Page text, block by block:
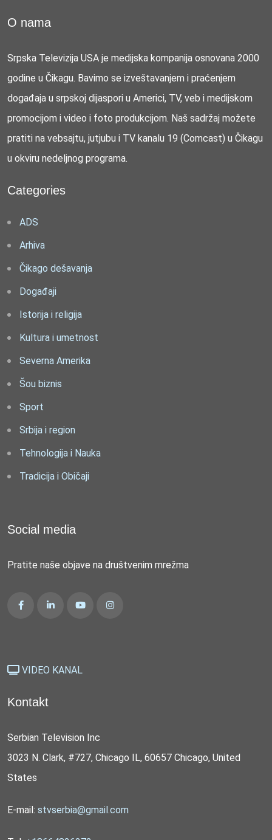
O nama
Srpska Televizija USA je medijska kompanija osnovana 2000
godine u Čikagu. Bavimo se izveštavanjem i praćenjem
događaja u srpskoj dijaspori u Americi, TV, veb i medijskom
promocijom i video i foto produkcijom. Naš sadržaj možete
pratiti na vebsajtu, jutjubu i TV kanalu 19 (Comcast) u Čikagu
u okviru nedeljnog programa.
Categories
ADS
Arhiva
Čikago dešavanja
Događaji
Istorija i religija
Kultura i umetnost
Severna Amerika
Šou biznis
Sport
Srbija i region
Tehnologija i Nauka
Tradicija i Običaji
Social media
Pratite naše objave na društvenim mrežma
VIDEO KANAL
Kontakt
Serbian Television Inc
3023 N. Clark, #727, Chicago IL, 60657 Chicago, United
States
E-mail: stvserbia@gmail.com